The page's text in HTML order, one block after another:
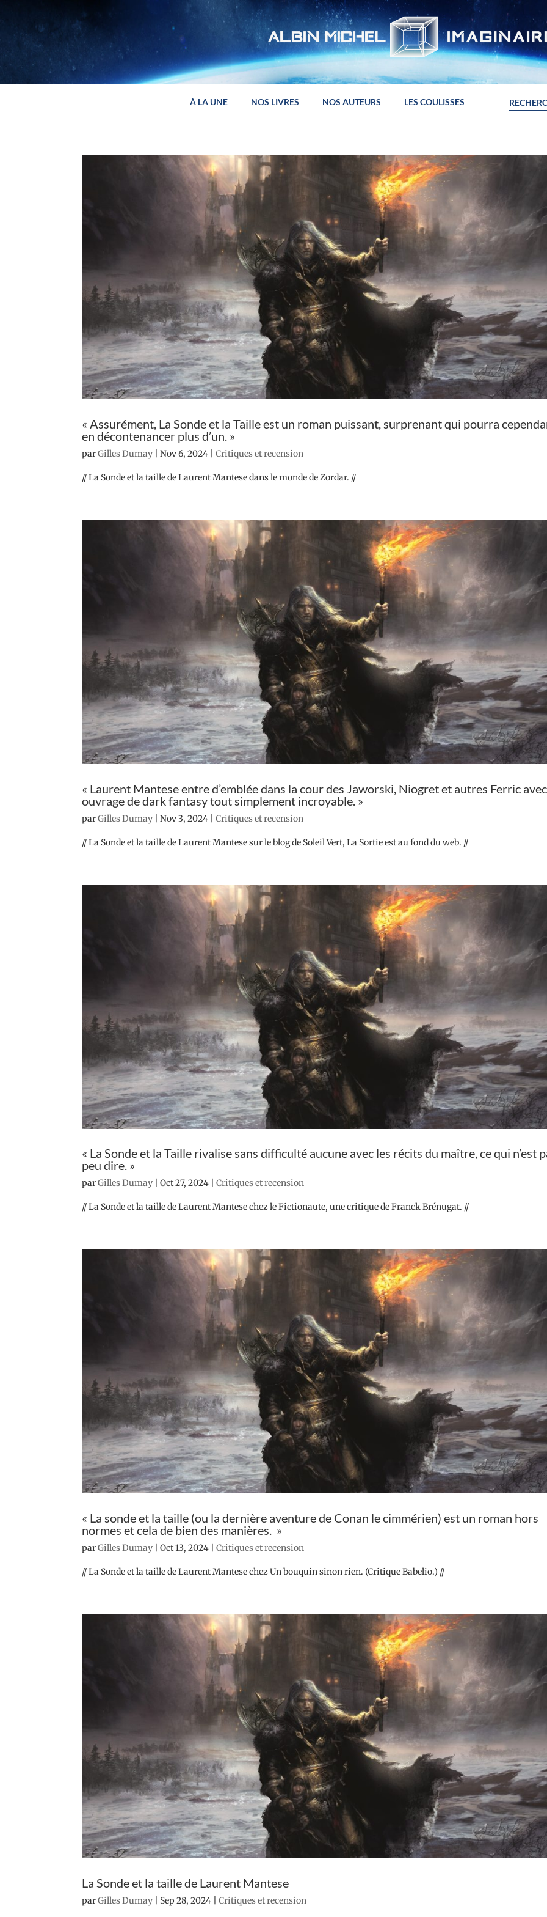
À LA UNE NOS LIVRES NOS AUTEURS LES COULISSES
« Assurément, La Sonde et la Taille est un roman puissant, surprenant qui pourra
en décontenancer plus d’un. »
parGilles Dumay |Nov 6, 2024 |Critiques et recension
// La Sonde et la taille de Laurent Mantese dans le monde de Zordar. //
« Laurent Mantese entre d’emblée dans la cour des Jaworski, Niogret et autres Ferric
ouvrage de dark fantasy tout simplement incroyable. »
parGilles Dumay |Nov 3, 2024 |Critiques et recension
// La Sonde et la taille de Laurent Mantese sur le blog de Soleil Vert, La Sortie est au fond du web. //
« La Sonde et la Taille rivalise sans difficulté aucune avec les récits du maître, ce qui n’est
peu dire. »
parGilles Dumay |Oct 27, 2024 |Critiques et recension
// La Sonde et la taille de Laurent Mantese chez le Fictionaute, une critique de Franck Brénugat. //
« La sonde et la taille (ou la dernière aventure de Conan le cimmérien) est un roman hors
normes et cela de bien des manières. »
parGilles Dumay |Oct 13, 2024 |Critiques et recension
// La Sonde et la taille de Laurent Mantese chez Un bouquin sinon rien. (Critique Babelio.) //
La Sonde et la taille de Laurent Mantese
parGilles Dumay Sep 28, 2024 |Critiques et recension